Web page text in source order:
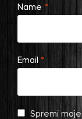
Name *
Email *
Spremi